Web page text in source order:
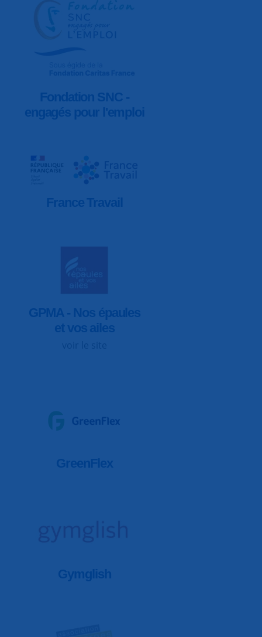
Fondation SNC -
engagés pour l'emploi
France Travail
GPMA - Nos épaules
et vos ailes
GreenFlex
Gymglish